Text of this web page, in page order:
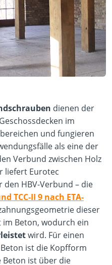
dienen der
im
und fungieren
als eine der
Verbund zwischen Holz
liefert Eurotec
HBV-Verbund – die
TCC-II 9 nach ETA-
dieser
Beton, wodurch ein
wird. Für einen
ist die Kopfform
Beton ist über die